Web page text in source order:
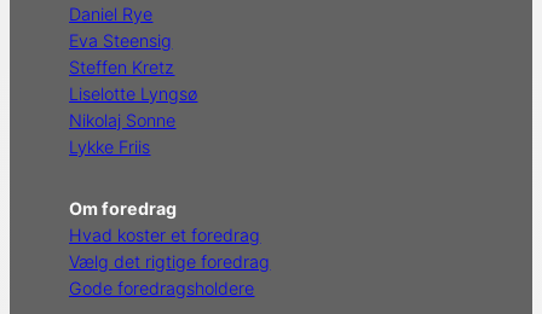
Daniel Rye
Eva Steensig
Steffen Kretz
Liselotte Lyngsø
Nikolaj Sonne
Lykke Friis
Om foredrag
Hvad koster et foredrag
Vælg det rigtige foredrag
Gode foredragsholdere